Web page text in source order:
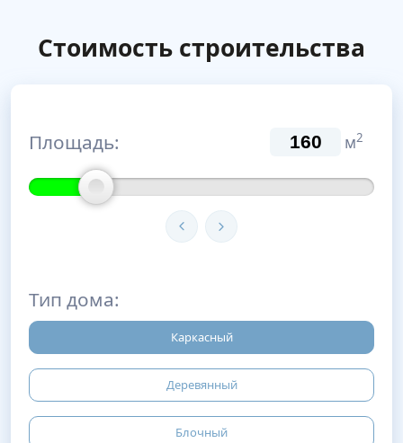
Стоимость строительства
Площадь: м2
Тип дома:
Каркасный
Деревянный
Блочный